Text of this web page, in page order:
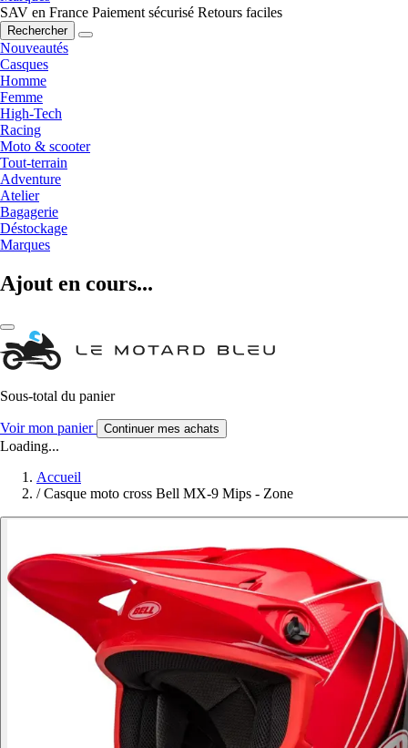
SAV en France Paiement sécurisé Retours faciles
Rechercher
Nouveautés
Casques
Homme
Femme
High-Tech
Racing
Moto & scooter
Tout-terrain
Adventure
Atelier
Bagagerie
Déstockage
Marques
Ajout en cours...
Sous-total du panier
Voir mon panier Continuer mes achats
Loading...
Accueil
/ Casque moto cross Bell MX-9 Mips - Zone